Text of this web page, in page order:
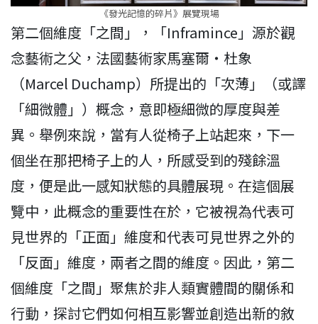
《發光記憶的碎片》展覽現場
第二個維度「之間」，「Inframince」源於觀
念藝術之父，法國藝術家馬塞爾・杜象
（Marcel Duchamp）所提出的「次薄」（或譯
「細微體」）概念，意即極細微的厚度與差
異。舉例來說，當有人從椅子上站起來，下一
個坐在那把椅子上的人，所感受到的殘餘溫
度，便是此一感知狀態的具體展現。在這個展
覽中，此概念的重要性在於，它被視為代表可
見世界的「正面」維度和代表可見世界之外的
「反面」維度，兩者之間的維度。因此，第二
個維度「之間」聚焦於非人類實體間的關係和
行動，探討它們如何相互影響並創造出新的敘